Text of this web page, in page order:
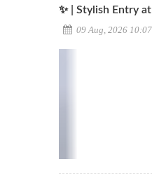
✨ | Stylish Entry
09 Aug, 2026